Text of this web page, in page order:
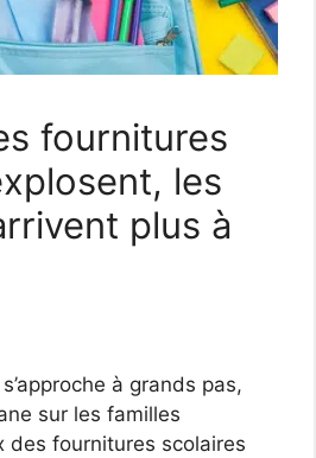
fournitures
les
plus à
à grands pas,
sur les familles
des fournitures scolaires